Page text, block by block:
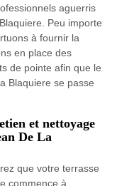
aguerris
Peu importe
à fournir la
en place des
de pointe afin que le
Blaquiere se passe
et nettoyage
De La
que votre terrasse
commence à